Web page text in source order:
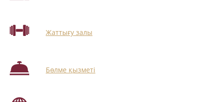
Жаттығу залы
Бөлме қызметі